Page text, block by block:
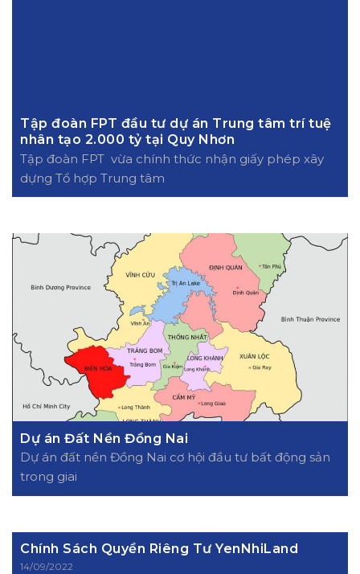
Tập đoàn FPT đầu tư dự án Trung tâm trí tuệ
nhân tạo 2.000 tỷ tại Quy Nhơn
Tập đoàn FPT vừa chính thức nhận giấy phép xây
dựng Tổ hợp Trung tâm
Dự án Đất Nền Đồng Nai
Dự án đất nền Đồng Nai cơ hội đầu tư bất động sản
trong giai
Chính Sách Quyền Riêng Tư YenNhiLand
14/09/2022